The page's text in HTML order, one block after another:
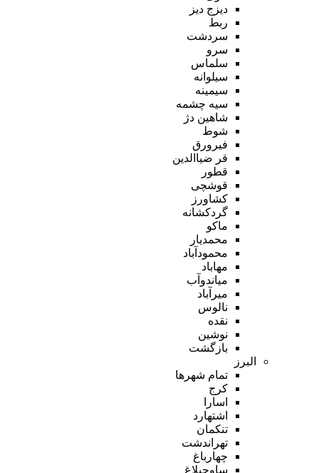
دیزج دیز
ربط
سردشت
سرو
سلماس
سیلوانه
سیمینه
سیه چشمه
شاهین دژ
شوط
فیرورق
قر ضیاالدین
قطور
قوشچی
کشاورز
گردکشانه
ماکو
محمدیار
محمودآباد
مهاباد
میاندوآب
میرآباد
نالوس
نقده
نوشین
بازگشت
البرز
تمام شهر‌ها
کرج
اسارا
اشتهارد
تنکمان
تهراندشت
چهارباغ
ساوجبلاغ